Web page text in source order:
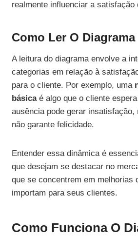
realmente influenciar a satisfação
Como Ler O Diagrama
A leitura do diagrama envolve a
categorias em relação à
para o cliente. Por exemplo, uma
básicaé algo que o cliente
ausência pode gerar insatisfação,
não garante felicidade.
Entender essa dinâmica é
que desejam se destacar no
que se concentrem em melhorias
importam para seus clientes.
Como Funciona O